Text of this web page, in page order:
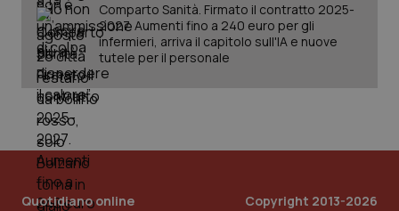
Comparto Sanità. Firmato il contratto 2025-
2027. Aumenti fino a 240 euro per gli
infermieri, arriva il capitolo sull'IA e nuove
tutele per il personale
Quotidiano online
Copyright 2013-2026